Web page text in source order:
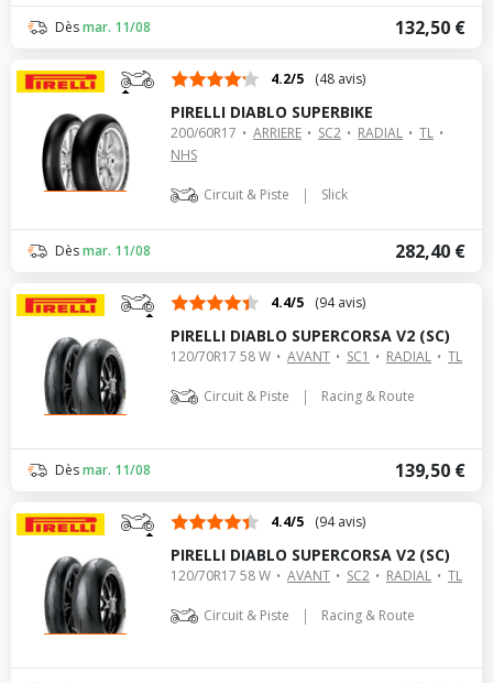
132,50 €
Dèsmar. 11/08
4.2/5 (48 avis)
PIRELLI DIABLO SUPERBIKE
200/60R17 ARRIERE SC2 RADIAL
TL
NHS
Circuit & Piste | Slick
282,40 €
Dèsmar. 11/08
4.4/5 (94 avis)
PIRELLI DIABLO SUPERCORSA V2 (SC)
120/70R17 58 W AVANT SC1 RADIAL TL
Circuit & Piste | Racing & Route
139,50 €
Dèsmar. 11/08
4.4/5 (94 avis)
PIRELLI DIABLO SUPERCORSA V2 (SC)
120/70R17 58 W AVANT SC2 RADIAL TL
Circuit & Piste | Racing & Route